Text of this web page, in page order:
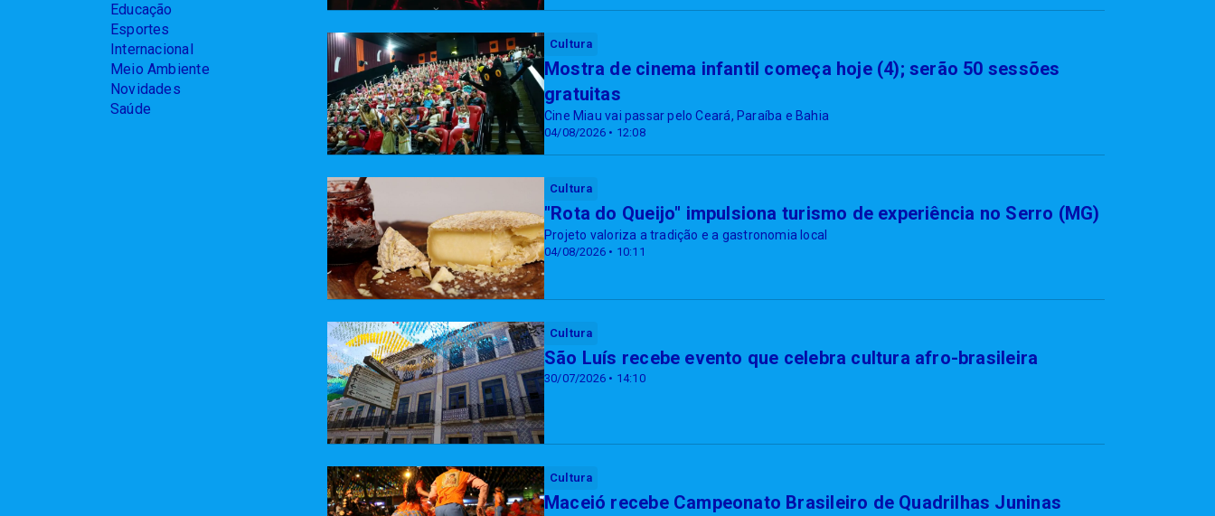
Educação
Esportes
Internacional
Meio Ambiente
Novidades
Saúde
Cultura
04/08/2026 • 12:08
Mostra de cinema infantil começa hoje (4); serão 50 sessões
gratuitas
Cine Miau vai passar pelo Ceará, Paraíba e Bahia
Cultura
04/08/2026 • 10:11
"Rota do Queijo" impulsiona turismo de experiência no Serro (MG)
Projeto valoriza a tradição e a gastronomia local
Cultura
30/07/2026 • 14:10
São Luís recebe evento que celebra cultura afro-brasileira
Cultura
Maceió recebe Campeonato Brasileiro de Quadrilhas Juninas